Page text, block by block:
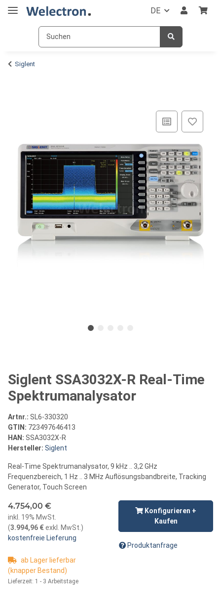
DE
Siglent
Siglent SSA3032X-R Real-Time
Spektrumanalysator
Artnr.: SL6-330320
GTIN: 723497646413
HAN: SSA3032X-R
Hersteller: Siglent
Real-Time Spektrumanalysator, 9 kHz .. 3,2 GHz
Frequenzbereich, 1 Hz .. 3 MHz Auflösungsbandbreite, Tracking
Generator, Touch Screen
4.754,00 €
inkl. 19% MwSt.
(3.994,96 €exkl. MwSt. )
kostenfreie Lieferung
ab Lager lieferbar
(knapper Bestand)
Lieferzeit: 1 - 3 Arbeitstage
Konfigurieren +
Kaufen
Produktanfrage